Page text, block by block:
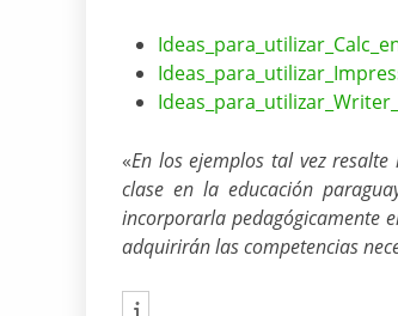
«En los ejemplos tal vez
clase en la educación
incorporarla pedagógicamente
adquirirán las competencias